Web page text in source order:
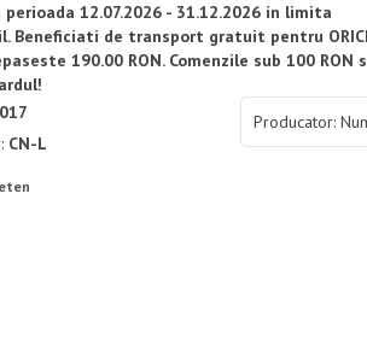
12.07.2026 - 31.12.2026 in limita
Beneficiati de transport gratuit pentru
190.00 RON. Comenzile sub 100 RON
Producator:
CN-L